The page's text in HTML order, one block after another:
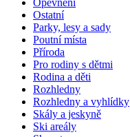
Ostatní
Parky, lesy a sady
Poutní místa
Příroda
Pro rodiny s dětmi
Rodina a děti
Rozhledny
Rozhledny a vyhlídky
Skály a jeskyně
Ski areály